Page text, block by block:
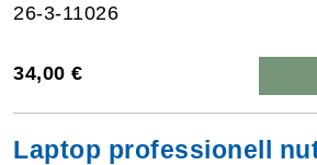
26-3-11026
34,00 €
Laptop professionell